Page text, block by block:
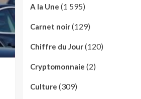
A la Une (1 595)
Carnet noir(129)
Chiffre du Jour(120)
Cryptomonnaie (2)
Culture (309)